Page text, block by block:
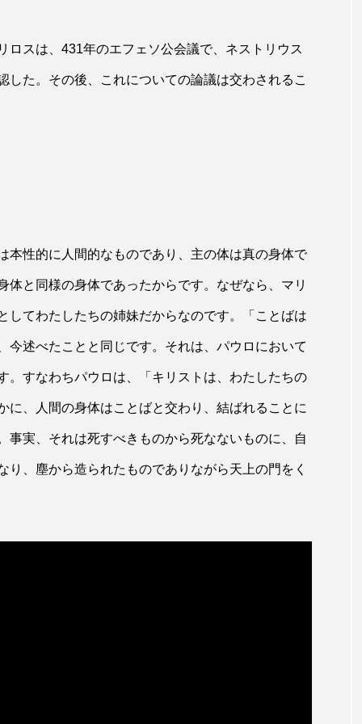
スは、431年のエフェソ公会議で、ネストリウス
た。その後、これについての論議は交わされるこ
性的に人間的なものであり、主の体は真の身体で
と同様の身体であったからです。なぜなら、マリ
してわたしたちの姉妹だからなのです。「ことばは
今述べたことと同じです。それは、パウロにおいて
。すなわちパウロは、「キリストは、わたしたちの
に、人間の身体はことばと交わり、結ばれることに
事実、それは死すべきものから死なないものに、自
、塵から造られたものでありながら天上の門をく